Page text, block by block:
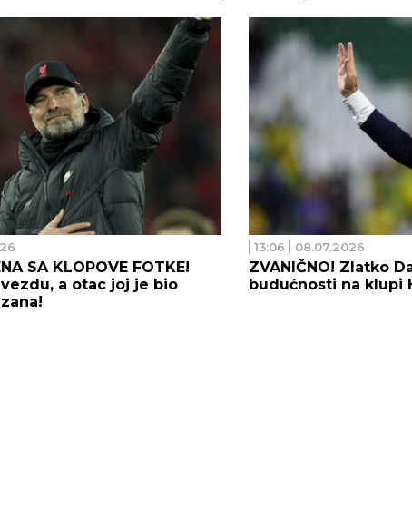
SA KLOPOVE FOTKE!
a otac joj je bio
13:06 08.07.2026
ZVANIČNO! Zlatko
budućnosti na klupi